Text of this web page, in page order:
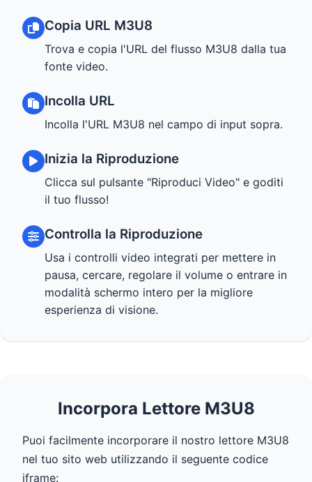
Copia URL M3U8
Trova e copia l'URL del flusso M3U8 dalla tua
fonte video.
Incolla URL
Incolla l'URL M3U8 nel campo di input sopra.
Inizia la Riproduzione
Clicca sul pulsante "Riproduci Video" e goditi
il tuo flusso!
Controlla la Riproduzione
Usa i controlli video integrati per mettere in
pausa, cercare, regolare il volume o entrare in
modalità schermo intero per la migliore
esperienza di visione.
Incorpora Lettore M3U8
Puoi facilmente incorporare il nostro lettore M3U8
nel tuo sito web utilizzando il seguente codice
iframe: